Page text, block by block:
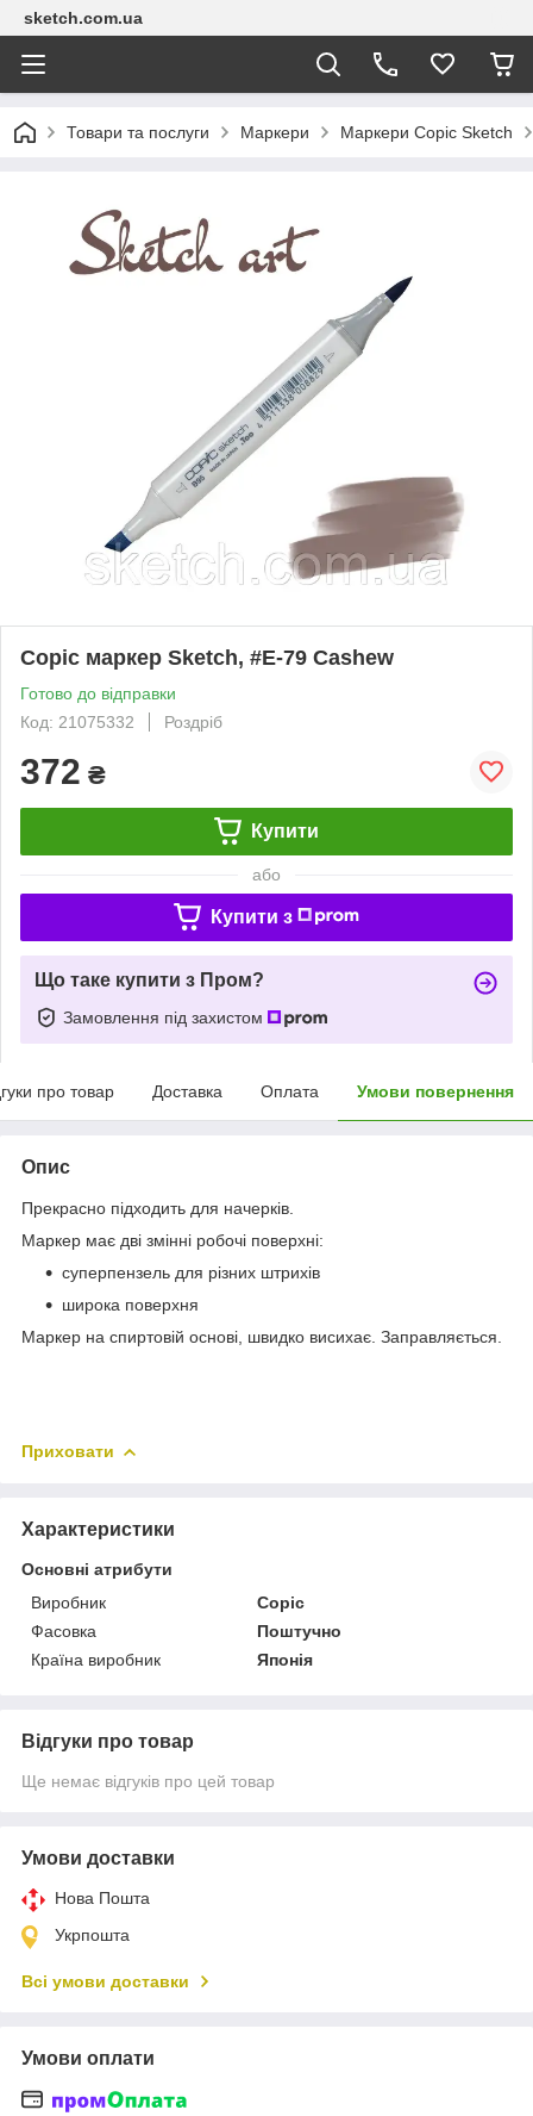
sketch.com.ua
Товари та послуги Маркери Маркери Copic Sketch
Copic маркер Sketch, #E-79 Cashew
Готово до відправки
Код: 21075332
Роздріб
372 ₴
Купити
або
Купити з
Що таке купити з Пром?
Замовлення під захистом
про товар Доставка Оплата Умови повернення
Опис
Прекрасно підходить для начерків.
Маркер має дві змінні робочі поверхні:
суперпензель для різних штрихів
широка поверхня
Маркер на спиртовій основі, швидко висихає. Заправляється.
Приховати
Характеристики
Основні атрибути
Виробник
Copic
Фасовка
Поштучно
Країна виробник
Японія
Відгуки про товар
Ще немає відгуків про цей товар
Умови доставки
Нова Пошта
Укрпошта
Всі умови доставки
Умови оплати